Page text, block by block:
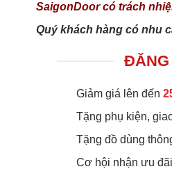
SaigonDoor có trách
Quý khách hàng có nhu
ĐĂNG
Giảm giá lên đến
Tặng phụ kiện,
Tặng đồ dùng
Cơ hội nhận ưu